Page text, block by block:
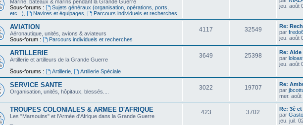
Marine, bateaux & marins pendant la Grande Guerre
Sous-forums :
Sujets généraux (organisation, opérations, ports,
etc...)
Navires et équipages Parcours individuels et recherches
jeu. août
AVIATION
Aéronautique, unités, avions & aviateurs
Sous-forum :
Parcours individuels et recherches
4117 32549
Re:
par
jeu. août
ARTILLERIE
Artillerie et artilleurs de la Grande Guerre
Sous-forums :
Artillerie, Artillerie Spéciale
3649 25398
Re:
par
jeu. août
SERVICE SANTE
Organisation, unités, hôpitaux, blessés....
3022 19707
Re:
par
mer. août
TROUPES COLONIALES & ARMEE D'AFRIQUE
Les "Marsouins" et l'Armée d'Afrique dans la Grande Guerre
423 3702
Re: 3è
par
jeu. juil.